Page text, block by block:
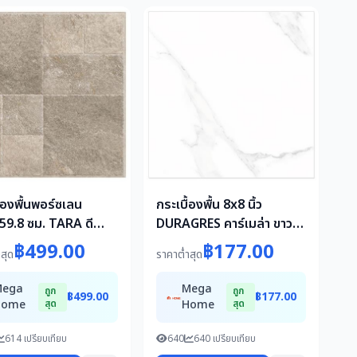
งพื้นพอร์ซเลน
ซม. TARA ดี
ตาล A 1.07 ตร.ม.
ด฿499.00
ถูก
สุด
฿499.00
614 เปรียบเทียบ
กระเบื้องพื้น 8x8 นิ้ว
DURAGRES คาร์เมล่า ขาว 1
ตร.ม.
ราคาต่ำสุด฿177.00
Mega
Home
ถูก
สุด
฿177.00
640 640 เปรียบเทียบ